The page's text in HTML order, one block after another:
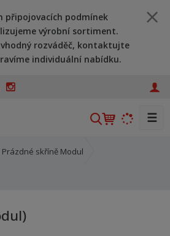
připojovacích podmínek
výrobní sortiment.
rozváděč, kontaktujte
individuální nabídku.
V
☰
Prázdné skříně Modul